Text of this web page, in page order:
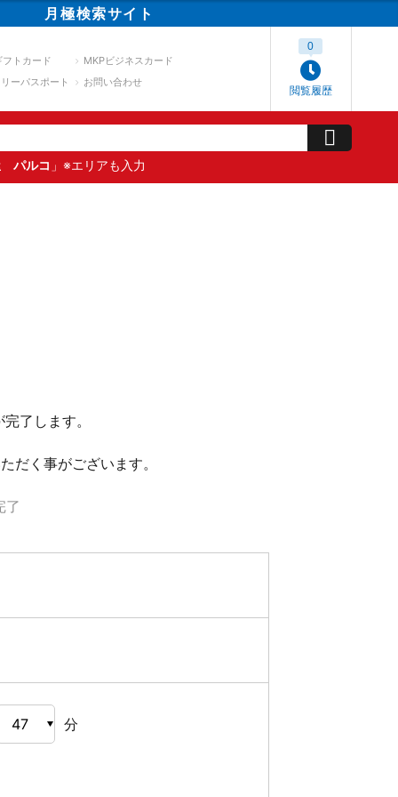
月極検索サイト
フトカード
MKPビジネスカード
ーパスポート
お問い合わせ
閲覧履歴
0
パルコ 」※エリアも入力
了します。
だく事がございます。
了
分